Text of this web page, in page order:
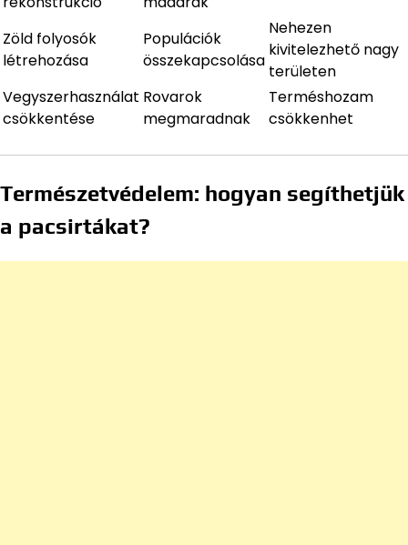
Zöld folyosók
létrehozása
Populációk
összekapcsolása
Nehezen
kivitelezhető nagy
területen
Vegyszerhasználat
csökkentése
Rovarok
megmaradnak
Terméshozam
csökkenhet
Természetvédelem: hogyan segíthetjük
a pacsirtákat?